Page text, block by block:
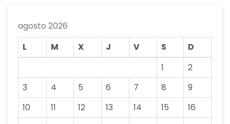
agosto 2026
L
M X J V S
D
1
2
3
4 5 6 7 8
9
10
11 12 13 14 15
16